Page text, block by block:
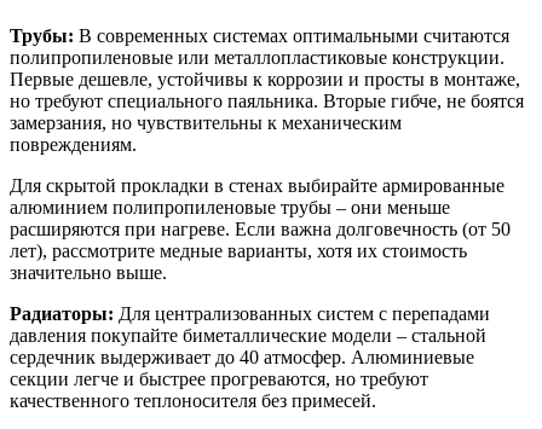
Трубы: В современных системах оптимальными считаются
полипропиленовые или металлопластиковые конструкции.
Первые дешевле, устойчивы к коррозии и просты в монтаже,
но требуют специального паяльника. Вторые гибче, не боятся
замерзания, но чувствительны к механическим
повреждениям.
Для скрытой прокладки в стенах выбирайте армированные
алюминием полипропиленовые трубы – они меньше
расширяются при нагреве. Если важна долговечность (от 50
лет), рассмотрите медные варианты, хотя их стоимость
значительно выше.
Радиаторы: Для централизованных систем с перепадами
давления покупайте биметаллические модели – стальной
сердечник выдерживает до 40 атмосфер. Алюминиевые
секции легче и быстрее прогреваются, но требуют
качественного теплоносителя без примесей.